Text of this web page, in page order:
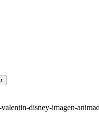
valentin-disney-imagen-